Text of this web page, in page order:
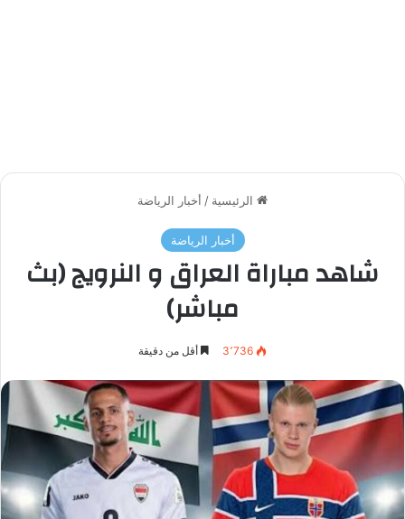
الرئيسية / أخبار الرياضة
أخبار الرياضة
شاهد مباراة العراق و النرويج (بث
مباشر)
3٬736 أقل من دقيقة